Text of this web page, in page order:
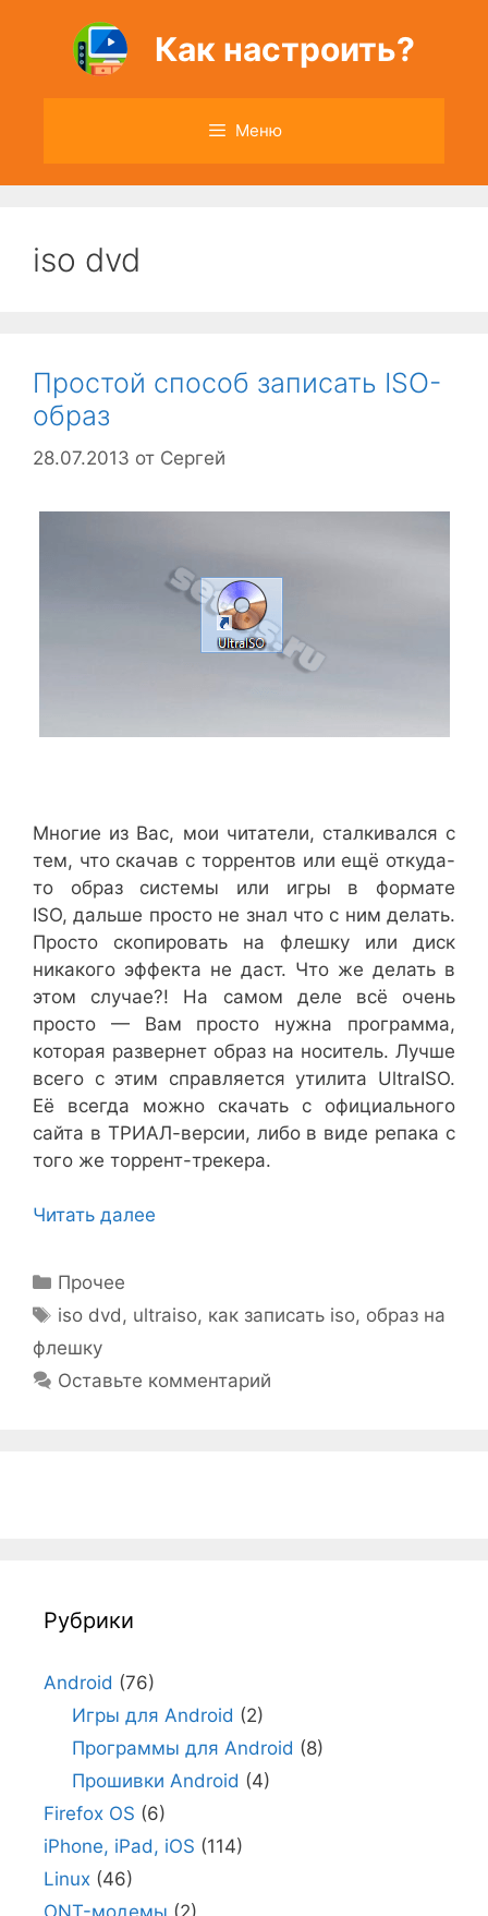
содержимому
Как настроить?
Меню
iso dvd
Простой способ записать ISO-
образ
28.07.2013 от Сергей
Многие из Вас, мои читатели, сталкивался с
тем, что скачав с торрентов или ещё откуда-
то образ системы или игры в формате
ISO, дальше просто не знал что с ним делать.
Просто скопировать на флешку или диск
никакого эффекта не даст. Что же делать в
этом случае?! На самом деле всё очень
просто — Вам просто нужна программа,
которая развернет образ на носитель. Лучше
всего с этим справляется утилита UltraISO.
Её всегда можно скачать с официального
сайта в ТРИАЛ-версии, либо в виде репака с
того же торрент-трекера.
Читать далее
Рубрики
Прочее
Метки
iso dvd, ultraiso, как записать iso, образ на
флешку
Оставьте комментарий
Рубрики
Android (76)
Игры для Android (2)
Программы для Android (8)
Прошивки Android (4)
Firefox OS (6)
iPhone, iPad, iOS (114)
Linux (46)
ONT-модемы (2)